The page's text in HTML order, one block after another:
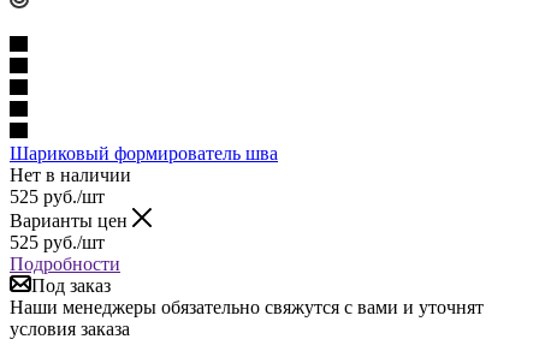
Шариковый формирователь шва
Нет в наличии
525 руб./шт
Варианты цен
525 руб./шт
Подробности
Под заказ
Наши менеджеры обязательно свяжутся с вами и уточнят
условия заказа